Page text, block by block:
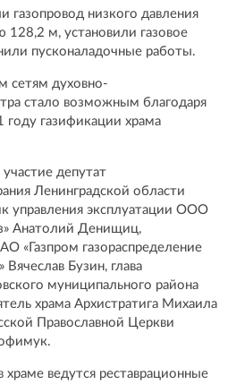
газопровод низкого давления
м, установили газовое
пусконаладочные работы.
сетям духовно-
стало возможным благодаря
газификации храма
депутат
Ленинградской области
управления эксплуатации ООО
Анатолий Денищиц,
«Газпром газораспределение
Вячеслав Бузин, глава
муниципального района
храма Архистратига Михаила
Православной Церкви
храме ведутся реставрационные